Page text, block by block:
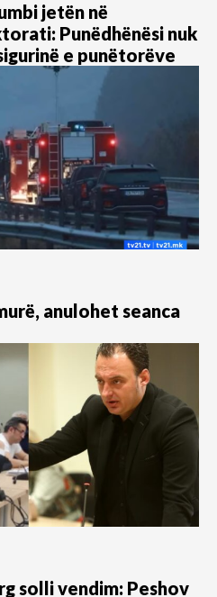
jetën në
Punëdhënësi nuk
e punëtorëve
anulohet seanca
solli vendim: Peshov